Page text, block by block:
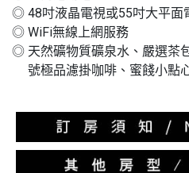
◎ 48吋液晶電視或55吋大平面
◎ WiFi無線上網服務
◎ 天然礦物質礦泉水、嚴選茶
號極品濾掛咖啡、蜜餞小點